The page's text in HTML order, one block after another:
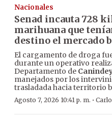
Nacionales
Senad incauta 728
marihuana que
destino el mercado
El cargamento de droga
durante un operativo
Departamento de
manejados por los
trasladada hacia territorio
Agosto 7, 2026 10:41 p. m. ·